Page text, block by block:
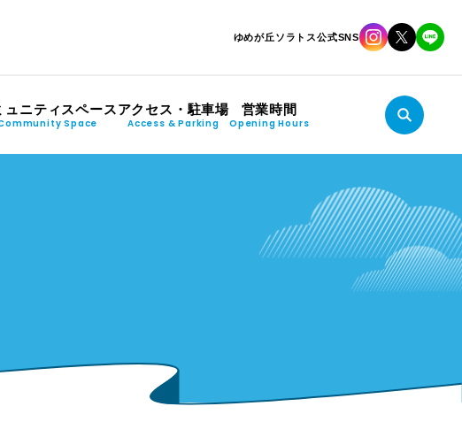
ゆめが丘ソラトス公式SNS
ュニティスペース
Space
アクセス・駐車場
Access & Parking
営業時間
Opening Hours